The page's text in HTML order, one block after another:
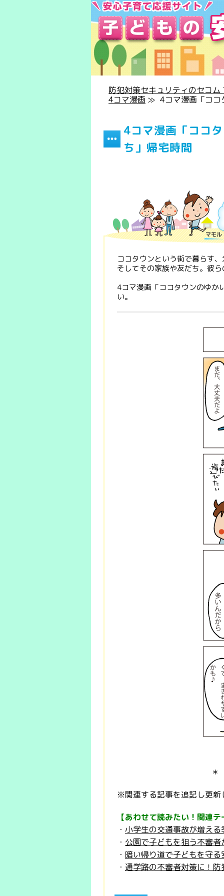
防犯対策セキュリティのセコム
4コマ漫画 ≫ 4コマ漫画「ココ
4コマ漫画「ココ
ち」帰宅時間
ココタウンという街で暮らす
そしてその家族や友だち。彼
4コマ漫画「ココタウンのゆ
い。
※関連する記事を追記し更新
【あわせて読みたい！関連
・ 小学生の交通事故が増え
・ 公園で子どもを狙う不審
・ 暗い帰り道で子どもを守る
・ 通学路の不審者対策に！